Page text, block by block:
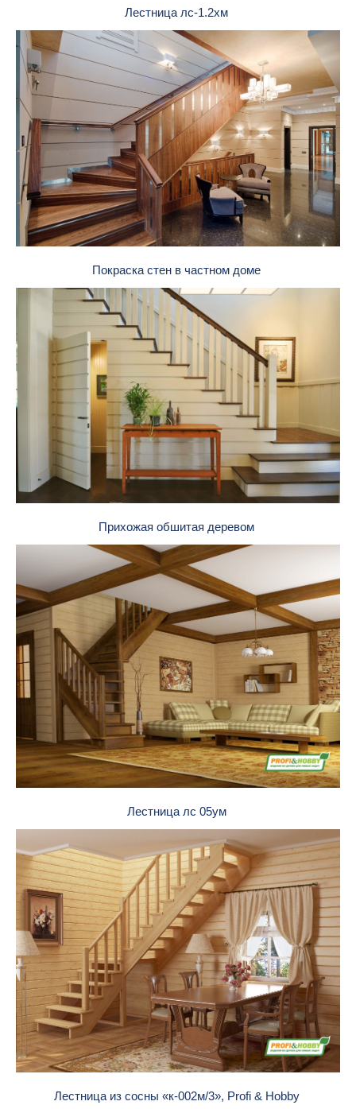
Лестница лс-1.2хм
Покраска стен в частном доме
Прихожая обшитая деревом
Лестница лс 05ум
Лестница из сосны «к-002м/3», Profi & Hobby